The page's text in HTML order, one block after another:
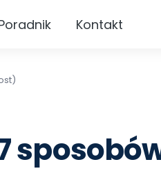
Kontakt